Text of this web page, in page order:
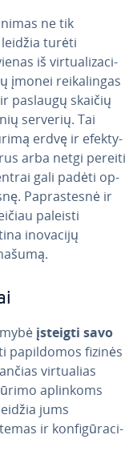
ne tik
turėti
iš vir­tu­ali­za­ci­
įmonei rei­ka­lin­gas
paslaugų skaičių
serverių. Tai
erdvę ir efek­ty­
arba netgi pereiti
gali padėti op­
Pa­pras­tes­nė ir
paleisti
inovacijų
įsteigti savo
pa­pil­do­mos fizinės
vir­tu­alias
aplinkoms
jums
ir kon­fi­gū­ra­ci­